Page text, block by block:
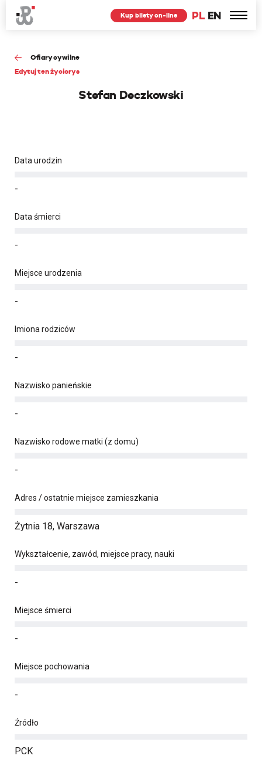
PL EN
Kup bilety on-line
Ofiary cywilne
Edytuj ten życiorys
Stefan Deczkowski
Data urodzin
-
Data śmierci
-
Miejsce urodzenia
-
Imiona rodziców
-
Nazwisko panieńskie
-
Nazwisko rodowe matki (z domu)
-
Adres / ostatnie miejsce zamieszkania
Żytnia 18, Warszawa
Wykształcenie, zawód, miejsce pracy, nauki
-
Miejsce śmierci
-
Miejsce pochowania
-
Źródło
PCK